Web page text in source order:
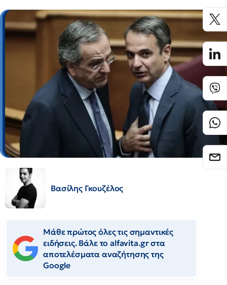
Βασίλης Γκουζέλος
Μάθε πρώτος όλες τις σημαντικές
ειδήσεις. Βάλε το alfavita.gr στα
αποτελέσματα αναζήτησης της
Google